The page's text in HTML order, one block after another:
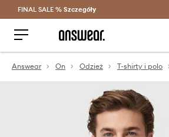
Oszczędzaj z Answear Club >
FINAL SALE % Szczegóły
Answear On Odzież T-shirty i polo